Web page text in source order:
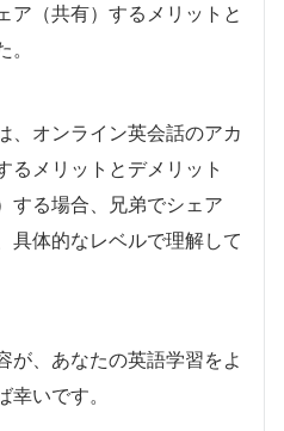
ア（共有）するメリットと
、オンライン英会話のアカ
るメリットとデメリット
する場合、兄弟でシェア
具体的なレベルで理解して
が、あなたの英語学習をよ
いです。